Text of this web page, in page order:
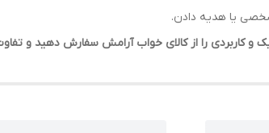
شخصی یا هدیه دادن.
کاربردی را از کالای خواب آرامش سفارش دهید و